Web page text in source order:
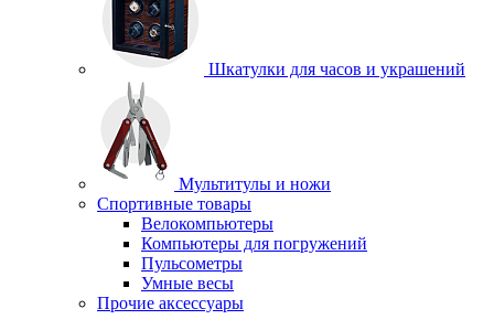
Шкатулки для часов и украшений
Мультитулы и ножи
Спортивные товары
Велокомпьютеры
Компьютеры для погружений
Пульсометры
Умные весы
Прочие аксессуары